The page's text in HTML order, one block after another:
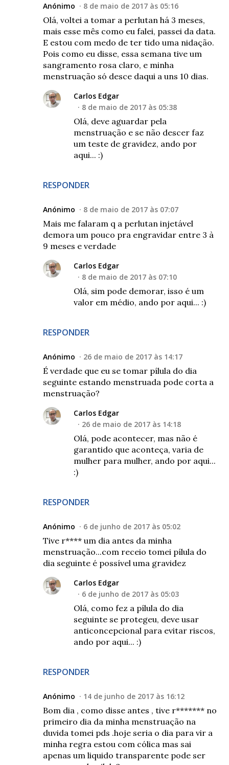
Anónimo 8 de maio de 2017 às 05:16
Olá, voltei a tomar a perlutan há 3 meses,
mais esse mês como eu falei, passei da data.
E estou com medo de ter tido uma nidação.
Pois como eu disse, essa semana tive um
sangramento rosa claro, e minha
menstruação só desce daqui a uns 10 dias.
RESPONDER
Carlos Edgar
8 de maio de 2017 às 05:38
Olá, deve aguardar pela
menstruação e se não descer faz
um teste de gravidez, ando por
aqui... :)
Anónimo 8 de maio de 2017 às 07:07
Mais me falaram q a perlutan injetável
demora um pouco pra engravidar entre 3 à
9 meses e verdade
RESPONDER
Carlos Edgar
8 de maio de 2017 às 07:10
Olá, sim pode demorar, isso é um
valor em médio, ando por aqui... :)
Anónimo 26 de maio de 2017 às 14:17
É verdade que eu se tomar pílula do dia
seguinte estando menstruada pode corta a
menstruação?
RESPONDER
Carlos Edgar
26 de maio de 2017 às 14:18
Olá, pode acontecer, mas não é
garantido que aconteça, varia de
mulher para mulher, ando por aqui...
:)
Anónimo 6 de junho de 2017 às 05:02
Tive r**** um dia antes da minha
menstruação...com receio tomei pílula do
dia seguinte é possível uma gravidez
RESPONDER
Carlos Edgar
6 de junho de 2017 às 05:03
Olá, como fez a pílula do dia
seguinte se protegeu, deve usar
anticoncepcional para evitar riscos,
ando por aqui... :)
Anónimo 14 de junho de 2017 às 16:12
Bom dia , como disse antes , tive r******* no
primeiro dia da minha menstruação na
duvida tomei pds .hoje seria o dia para vir a
minha regra estou com cólica mas sai
apenas um liquido transparente pode ser